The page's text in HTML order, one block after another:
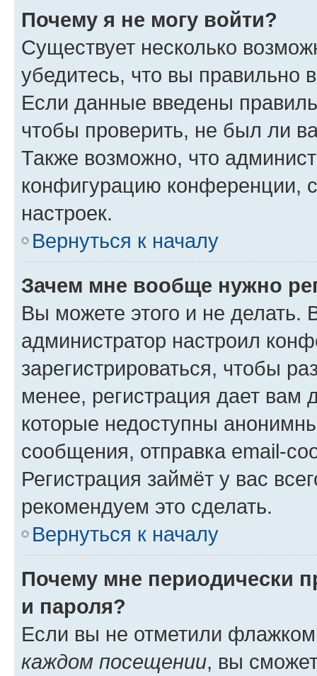
Почему я не могу войти?
Существует несколько
убедитесь, что вы правильно
Если данные введены
чтобы проверить, не был ли
Также возможно, что
конфигурацию конференции,
настроек.
Вернуться к началу
Зачем мне вообще нужно
Вы можете этого и не делать.
администратор настроил
зарегистрироваться, чтобы
менее, регистрация дает вам
которые недоступны
сообщения, отправка email-
Регистрация займёт у вас
рекомендуем это сделать.
Вернуться к началу
Почему мне периодически
и пароля?
Если вы не отметили
каждом посещении, вы